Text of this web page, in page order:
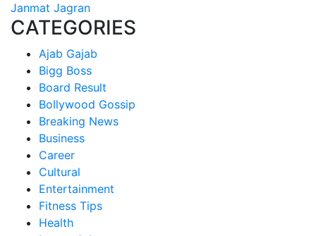
Janmat Jagran
CATEGORIES
Ajab Gajab
Bigg Boss
Board Result
Bollywood Gossip
Breaking News
Business
Career
Cultural
Entertainment
Fitness Tips
Health